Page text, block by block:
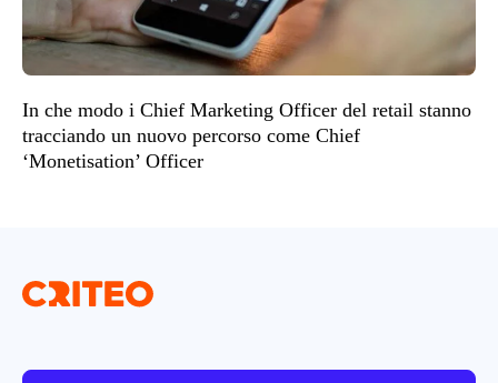
In che modo i Chief Marketing Officer del retail stanno
tracciando un nuovo percorso come Chief
‘Monetisation’ Officer